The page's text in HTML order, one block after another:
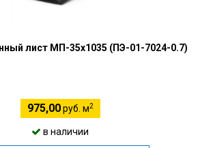
лист МП-35х1035 (ПЭ-01-7024-0.7)
975,00руб. м2
в наличии